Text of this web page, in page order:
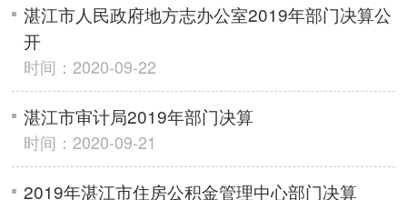
湛江市人民政府地方志办公室2019年部门决算公
开
时间：2020-09-22
湛江市审计局2019年部门决算
时间：2020-09-21
2019年湛江市住房公积金管理中心部门决算